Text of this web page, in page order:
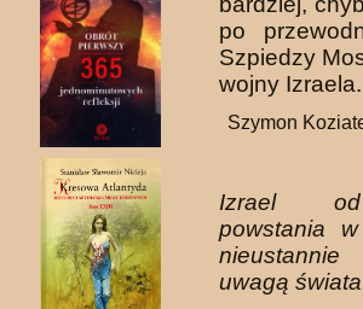
po
Szpiedzy
wojny Izraela.
Szymon
Izrael
powstania
uwagą